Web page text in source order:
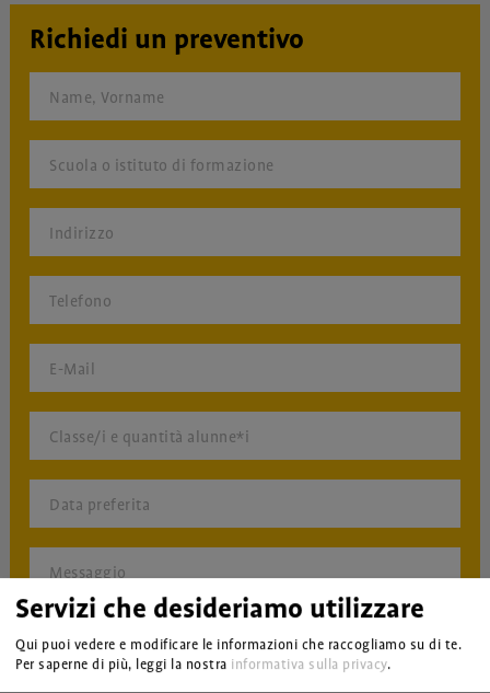
Richiedi un preventivo
Name, Vorname
Scuola o istituto di formazione
Indirizzo
Telefono
E-Mail
Classe/i e quantità alunne*i
Data preferita
Messaggio
Servizi che desideriamo utilizzare
Qui puoi vedere e modificare le informazioni che raccogliamo su di te.
Per saperne di più, leggi la nostra informativa sulla privacy.